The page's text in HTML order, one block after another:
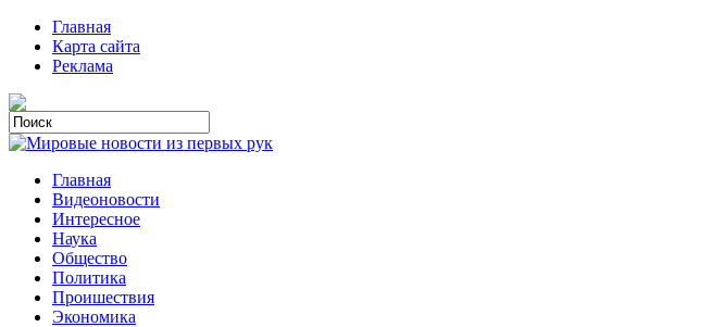
Главная
Карта сайта
Реклама
Главная
Видеоновости
Интересное
Наука
Общество
Политика
Проишествия
Экономика